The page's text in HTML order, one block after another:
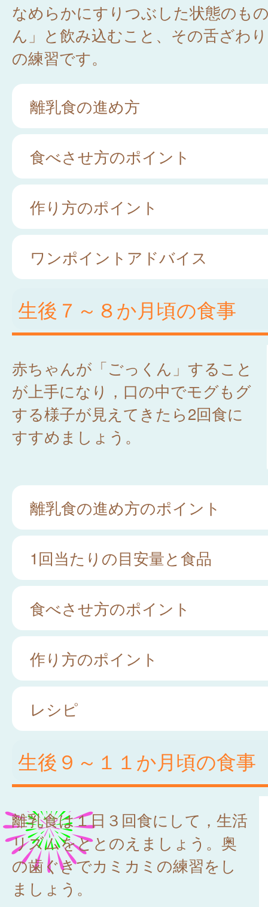
なめらかにすりつぶした状態のも
ん」と飲み込むこと、その舌ざわ
の練習です。
離乳食の進め方
食べさせ方のポイント
作り方のポイント
ワンポイントアドバイス
生後７～８か月頃の食事
赤ちゃんが「ごっくん」すること
が上手になり，口の中でモグもグ
する様子が見えてきたら2回食に
すすめましょう。
離乳食の進め方のポイント
1回当たりの目安量と食品
食べさせ方のポイント
作り方のポイント
レシピ
生後９～１１か月頃の食事
離乳食は１日３回食にして，生活
リズムをととのえましょう。奥
の歯ぐきでカミカミの練習をし
ましょう。